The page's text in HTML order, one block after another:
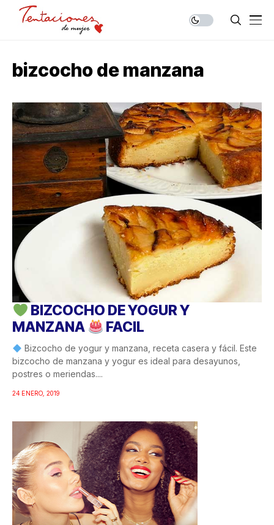
bizcocho de manzana
BIZCOCHO DE YOGUR Y
MANZANA
FACIL
Bizcocho de yogur y manzana, receta casera y fácil. Este
bizcocho de manzana y yogur es ideal para desayunos,
postres o meriendas....
24 ENERO, 2019